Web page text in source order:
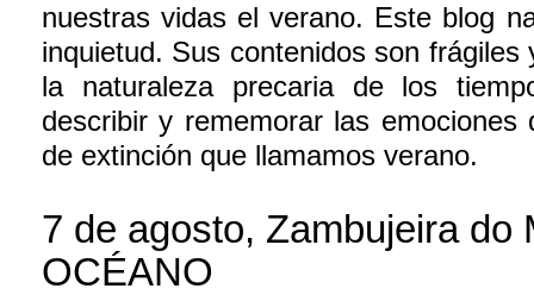
nuestras vidas el verano. Este blog
inquietud. Sus contenidos son
la naturaleza precaria de los
describir y rememorar las
de extinción que llamamos verano.
7 de agosto, Zambujeira do
OCÉANO